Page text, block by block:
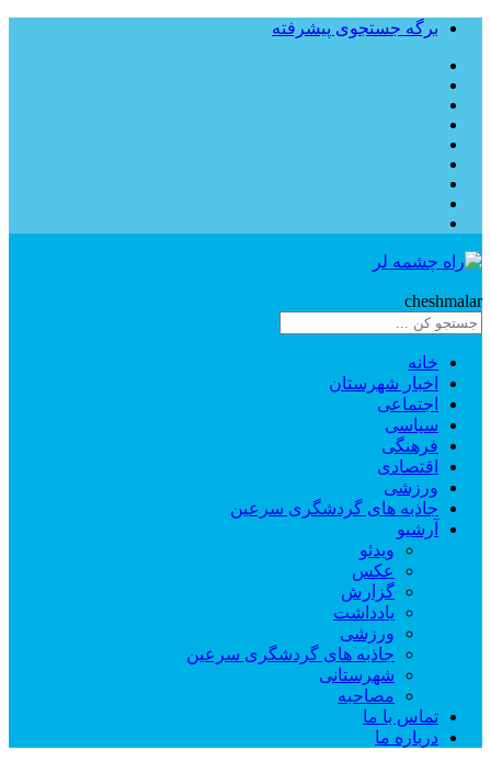
برگه جستجوی پیشرفته
cheshmalar
خانه
اخبار شهرستان
اجتماعی
سیاسی
فرهنگی
اقتصادی
ورزشی
جاذبه های گردشگری سرعین
آرشیو
ویدئو
عکس
گزارش
یادداشت
ورزشی
جاذبه های گردشگری سرعین
شهرستانی
مصاحبه
تماس با ما
درباره ما